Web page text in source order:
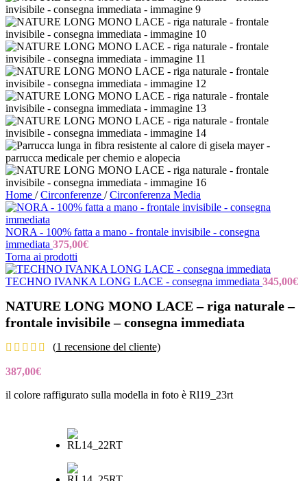
Home / Circonferenze / Circonferenza Media
NORA - 100% fatta a mano - frontale invisibile - consegna
immediata 375,00€
Torna ai prodotti
TECHNO IVANKA LONG LACE - consegna immediata 345,00€
NATURE LONG MONO LACE – riga naturale –
frontale invisibile – consegna immediata
(1 recensione del cliente)
387,00€
il colore raffigurato sulla modella in foto è Rl19_23rt